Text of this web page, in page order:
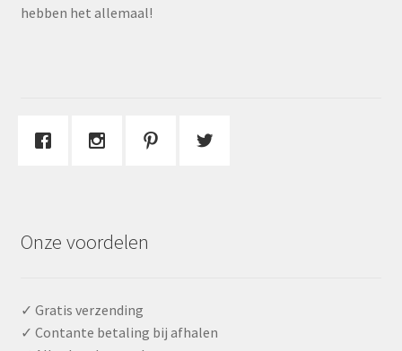
hebben het allemaal!
Onze voordelen
✓ Gratis verzending
✓ Contante betaling bij afhalen